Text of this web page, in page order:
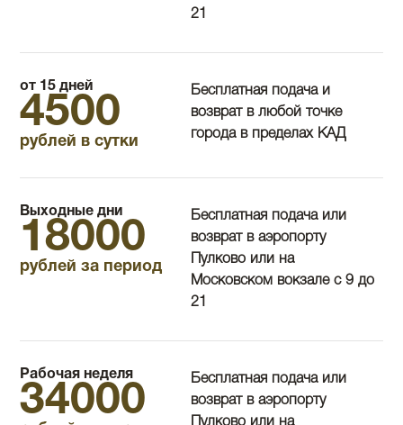
21
от 15 дней
4500
рублей в сутки
Бесплатная подача и
возврат в любой точке
города в пределах КАД
Выходные дни
18000
рублей за период
Бесплатная подача или
возврат в аэропорту
Пулково или на
Московском вокзале с 9 до
21
Рабочая неделя
34000
Бесплатная подача или
возврат в аэропорту
Пулково или на